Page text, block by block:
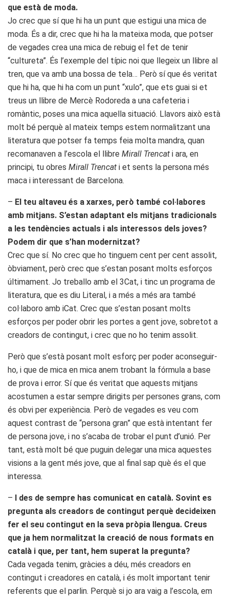
que està de moda.
Jo crec que sí que hi ha un punt que estigui una mica de
moda. És a dir, crec que hi ha la mateixa moda, que potser
de vegades crea una mica de rebuig el fet de tenir
“cultureta”. És l’exemple del típic noi que llegeix un llibre al
tren, que va amb una bossa de tela… Però sí que és veritat
que hi ha, que hi ha com un punt “xulo”, que ets guai si et
treus un llibre de Mercè Rodoreda a una cafeteria i
romàntic, poses una mica aquella situació. Llavors això està
molt bé perquè al mateix temps estem normalitzant una
literatura que potser fa temps feia molta mandra, quan
recomanaven a l’escola el llibre Mirall Trencat i ara, en
principi, tu obres Mirall Trencat i et sents la persona més
maca i interessant de Barcelona.
– El teu altaveu és a xarxes, però també col·labores
amb mitjans. S’estan adaptant els mitjans tradicionals
a les tendències actuals i als interessos dels joves?
Podem dir que s’han modernitzat?
Crec que sí. No crec que ho tinguem cent per cent assolit,
òbviament, però crec que s’estan posant molts esforços
últimament. Jo treballo amb el 3Cat, i tinc un programa de
literatura, que es diu Literal, i a més a més ara també
col·laboro amb iCat. Crec que s’estan posant molts
esforços per poder obrir les portes a gent jove, sobretot a
creadors de contingut, i crec que no ho tenim assolit.
Però que s’està posant molt esforç per poder aconseguir-
ho, i que de mica en mica anem trobant la fórmula a base
de prova i error. Sí que és veritat que aquests mitjans
acostumen a estar sempre dirigits per persones grans, com
és obvi per experiència. Però de vegades es veu com
aquest contrast de “persona gran” que està intentant fer
de persona jove, i no s’acaba de trobar el punt d’unió. Per
tant, està molt bé que puguin delegar una mica aquestes
visions a la gent més jove, que al final sap què és el que
interessa.
– I des de sempre has comunicat en català. Sovint es
pregunta als creadors de contingut perquè decideixen
fer el seu contingut en la seva pròpia llengua. Creus
que ja hem normalitzat la creació de nous formats en
català i que, per tant, hem superat la pregunta?
Cada vegada tenim, gràcies a déu, més creadors en
contingut i creadores en català, i és molt important tenir
referents que el parlin. Perquè si jo ara vaig a l’escola, em